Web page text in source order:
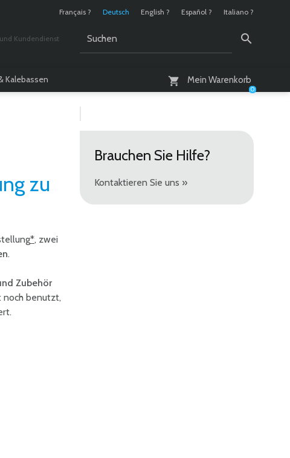
Français ? Deutsch English ? Español ? Italiano ?
Kundendienst
Mein Warenkorb
0
Kalebassen
zu
*, zwei
.
Zubehör
noch benutzt,
Brauchen Sie Hilfe?
Kontaktieren Sie uns »